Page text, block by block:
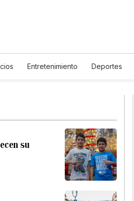
Entretenimiento Deportes
su